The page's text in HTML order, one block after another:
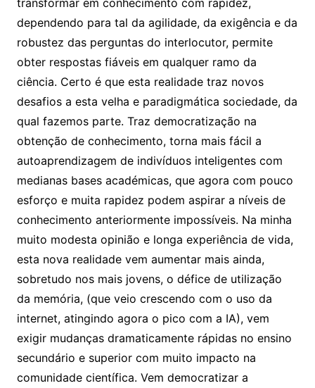
transformar em conhecimento com rapidez,
dependendo para tal da agilidade, da exigência e da
robustez das perguntas do interlocutor, permite
obter respostas fiáveis em qualquer ramo da
ciência. Certo é que esta realidade traz novos
desafios a esta velha e paradigmática sociedade, da
qual fazemos parte. Traz democratização na
obtenção de conhecimento, torna mais fácil a
autoaprendizagem de indivíduos inteligentes com
medianas bases académicas, que agora com pouco
esforço e muita rapidez podem aspirar a níveis de
conhecimento anteriormente impossíveis. Na minha
muito modesta opinião e longa experiência de vida,
esta nova realidade vem aumentar mais ainda,
sobretudo nos mais jovens, o défice de utilização
da memória, (que veio crescendo com o uso da
internet, atingindo agora o pico com a IA), vem
exigir mudanças dramaticamente rápidas no ensino
secundário e superior com muito impacto na
comunidade científica. Vem democratizar a